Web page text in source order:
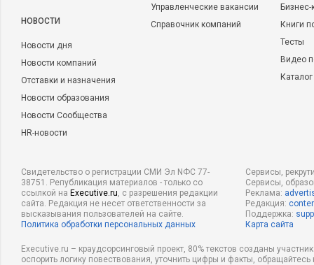
НОВОСТИ
Новости дня
Новости компаний
Отставки и назначения
Новости образования
Новости Сообщества
HR-новости
Управленческие вакансии
Справочник компаний
Книги
Тесты
Видео
Свидетельство о регистрации СМИ Эл NФС 77-
38751. Републикация материалов - только со
ссылкой на Executive.ru, с разрешения редакции
сайта. Редакция не несет ответственности за
высказывания пользователей на сайте.
Политика обработки персональных данных
Сервисы,
Сервисы,
Реклама:
Редакция:
Поддержка:
Карта сайта
Executive.ru – краудсорсинговый проект, 80% текстов созданы
оспорить логику повествования, уточнить цифры и факты,